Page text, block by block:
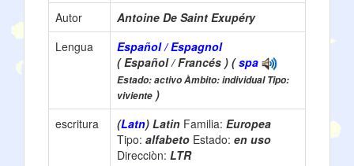
Autor
Antoine De Saint Exupéry
Lengua
Español / Espagnol
( Español / Francés ) (spa
Estado: activo Àmbito: individual Tipo:
viviente )
escritura
(Latn) Latin Familia: Europea
Tipo: alfabeto Estado: en uso
Direcciòn: LTR